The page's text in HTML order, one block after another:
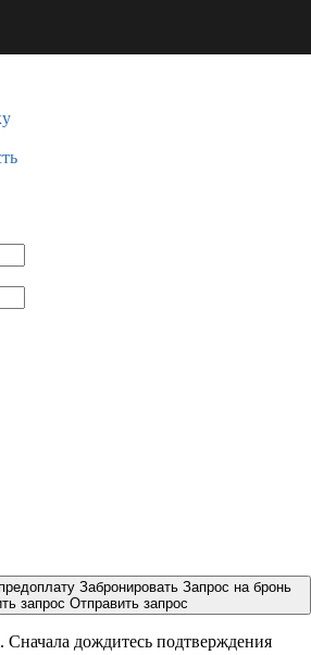
Забронировать Запрос на бронь
запрос Отправить запрос
дождитесь подтверждения